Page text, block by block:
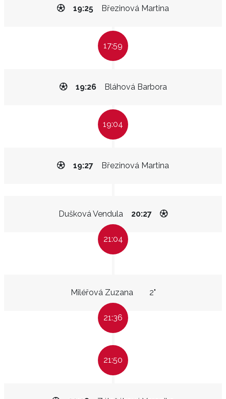
Březinová Martina
19:25
17:59
Bláhová Barbora
19:26
19:04
Březinová Martina
19:27
Dušková Vendula 20:27
21:04
Miléřová Zuzana 2"
21:36
21:50